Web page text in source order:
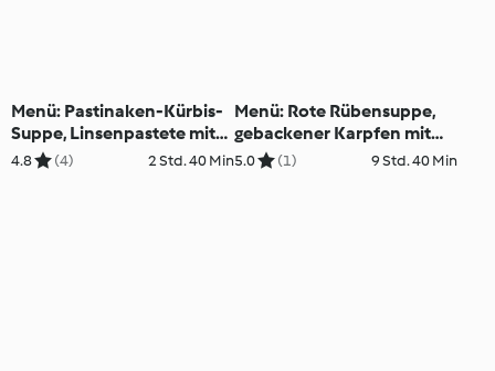
Menü: Pastinaken-Kürbis-
Suppe, Linsenpastete mit
Rettichsalat, Brombeer-
4.8 (4) 2 Std. 40 Min
Menü: Rote Rübensuppe,
gebackener Karpfen mit
Erdäpfel-Vogerlsalat und
5.0 (1) 9 Std. 40 Min